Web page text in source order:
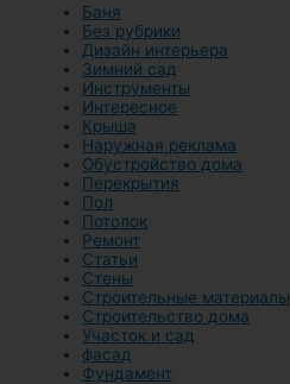
Баня
Без рубрики
Дизайн интерьера
Зимний сад
Инструменты
Интересное
Крыша
Наружная реклама
Обустройство дома
Перекрытия
Пол
Потолок
Ремонт
Статьи
Стены
Строительные материалы
Строительство дома
Участок и сад
фасад
Фундамент